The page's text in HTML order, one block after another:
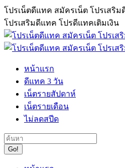
Skip
to
content
โปรเน็ตดีแทค สมัครเน็ต โปรเสริ
โปรเสริมดีแทค โปรดีแทคเติมเงิน
หน้าแรก
ดีแทค 3 วัน
เน็ตรายสัปดาห์
เน็ตรายเดือน
ไม่ลดสปีด
Search: